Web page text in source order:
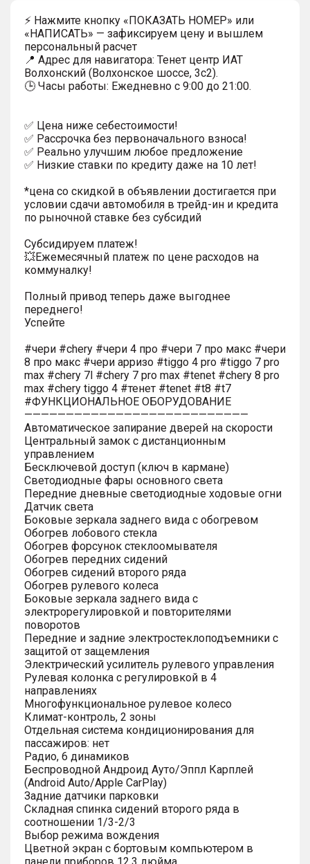
⚡ Нажмите кнопку «ПОКАЗАТЬ НОМЕР» или
«НАПИСАТЬ» — зафиксируем цену и вышлем
персональный расчет
📍 Адрес для навигатора: Тенет центр ИАТ
Волхонский (Волхонское шоссе, 3с2).
🕒 Часы работы: Ежедневно с 9:00 до 21:00.
✅ Цена ниже себестоимости!
✅ Рассрочка без первоначального взноса!
✅ Реально улучшим любое предложение
✅ Низкие ставки по кредиту даже на 10 лет!
*цена со скидкой в объявлении достигается при
условии сдачи автомобиля в трейд-ин и кредита
по рыночной ставке без субсидий
Субсидируем платеж!
💥Ежемесячный платеж по цене расходов на
коммуналку!
Полный привод теперь даже выгоднее
переднего!
Успейте
#чери #chery #чери 4 про #чери 7 про макс #чери
8 про макс #чери арризо #tiggo 4 pro #tiggo 7 pro
max #chery 7l #chery 7 pro max #tenet #chery 8 pro
max #chery tiggo 4 #тенет #tenet #t8 #t7
#ФУНКЦИОНАЛЬНОЕ ОБОРУДОВАНИЕ
———————————————————————————
Автоматическое запирание дверей на скорости
Центральный замок с дистанционным
управлением
Бесключевой доступ (ключ в кармане)
Светодиодные фары основного света
Передние дневные светодиодные ходовые огни
Датчик света
Боковые зеркала заднего вида с обогревом
Обогрев лобового стекла
Обогрев форсунок стеклоомывателя
Обогрев передних сидений
Обогрев сидений второго ряда
Обогрев рулевого колеса
Боковые зеркала заднего вида с
электрорегулировкой и повторителями
поворотов
Передние и задние электростеклоподъемники с
защитой от защемления
Электрический усилитель рулевого управления
Рулевая колонка с регулировкой в 4
направлениях
Многофункциональное рулевое колесо
Климат-контроль, 2 зоны
Отдельная система кондиционирования для
пассажиров: нет
Радио, 6 динамиков
Беспроводной Андроид Ауто/Эппл Карплей
(Android Auto/Apple CarPlay)
Задние датчики парковки
Складная спинка сидений второго ряда в
соотношении 1/3-2/3
Выбор режима вождения
Цветной экран с бортовым компьютером в
панели приборов 12.3 дюйма